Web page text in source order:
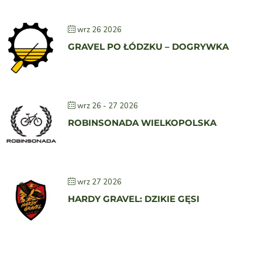
wrz 26 2026
GRAVEL PO ŁÓDZKU – DOGRYWKA
wrz 26 - 27 2026
ROBINSONADA WIELKOPOLSKA
wrz 27 2026
HARDY GRAVEL: DZIKIE GĘSI